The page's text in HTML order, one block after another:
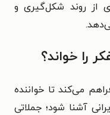
از روند شکل‌گیری و
را خواند؟
می‌کند تا خواننده
آشنا شود؛ جملاتی